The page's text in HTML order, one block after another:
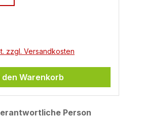
zzgl. Versandkosten
den Warenkorb
Person